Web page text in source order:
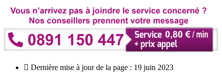
Dernière mise à jour de la page : 19 juin 2023